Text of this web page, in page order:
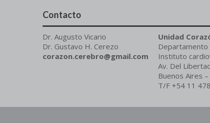
Contacto
Dr. Augusto Vicario
Dr. Gustavo H. Cerezo
corazon.cerebro@gmail.com
Unidad
Departamento
Instituto
Av. Del
Buenos Aires
T/F +54 11